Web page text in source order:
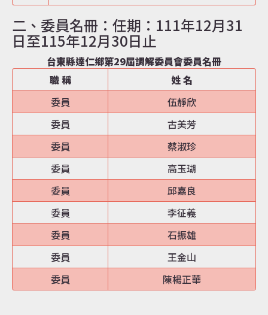
二、委員名冊：任期：111年12月31
日至115年12月30日止
台東縣達仁鄉第29屆調解委員會委員名冊
職 稱
姓 名
委員
伍靜欣
委員
古美芳
委員
蔡淑珍
委員
高玉瑚
委員
邱嘉良
委員
李征義
委員
石振雄
委員
王金山
委員
陳楊正華